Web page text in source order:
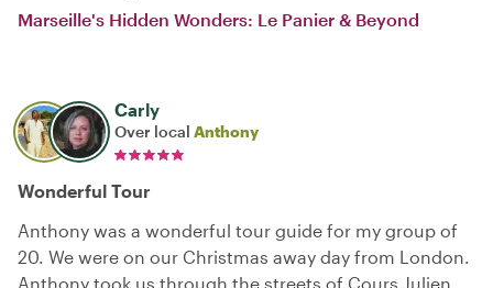
Marseille's Hidden Wonders: Le Panier & Beyond
Carly
Over local Anthony
Wonderful Tour
Anthony was a wonderful tour guide for my group of
20. We were on our Christmas away day from London.
Anthony took us through the streets of Cours Julien